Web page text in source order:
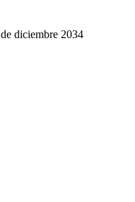
diciembre 2034